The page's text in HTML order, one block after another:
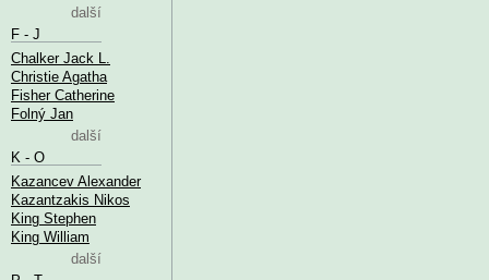
další
F - J
Chalker Jack L.
Christie Agatha
Fisher Catherine
Folný Jan
další
K - O
Kazancev Alexander
Kazantzakis Nikos
King Stephen
King William
další